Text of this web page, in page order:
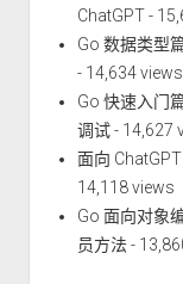
ChatGPT-
Go 数据类型
- 14,634 views
Go 快速入门
调试- 14,627
面向
14,118 views
Go 面向对象
员方法-